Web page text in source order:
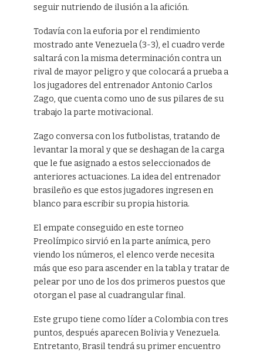
seguir nutriendo de ilusión a la afición.
Todavía con la euforia por el rendimiento
mostrado ante Venezuela (3-3), el cuadro verde
saltará con la misma determinación contra un
rival de mayor peligro y que colocará a prueba a
los jugadores del entrenador Antonio Carlos
Zago, que cuenta como uno de sus pilares de su
trabajo la parte motivacional.
Zago conversa con los futbolistas, tratando de
levantar la moral y que se deshagan de la carga
que le fue asignado a estos seleccionados de
anteriores actuaciones. La idea del entrenador
brasileño es que estos jugadores ingresen en
blanco para escribir su propia historia.
El empate conseguido en este torneo
Preolímpico sirvió en la parte anímica, pero
viendo los números, el elenco verde necesita
más que eso para ascender en la tabla y tratar de
pelear por uno de los dos primeros puestos que
otorgan el pase al cuadrangular final.
Este grupo tiene como líder a Colombia con tres
puntos, después aparecen Bolivia y Venezuela.
Entretanto, Brasil tendrá su primer encuentro